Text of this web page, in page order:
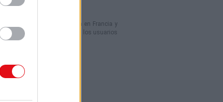
en línea domiciliada en Francia y
contenidos compartidos por los usuarios